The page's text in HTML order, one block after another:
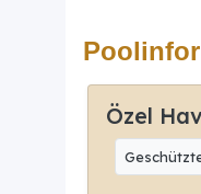
Özel